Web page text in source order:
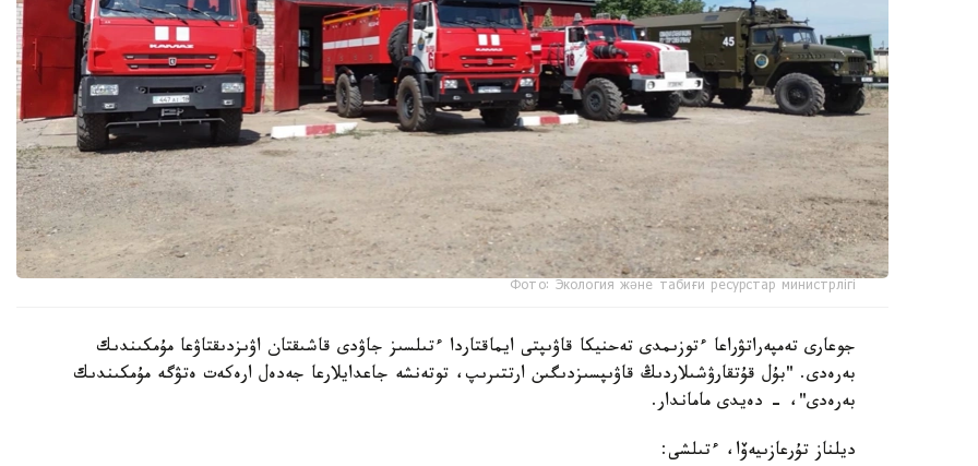
Фото: Экология және табиғи ресурстар министрлігі
جوعارى تەمپەراتۋراعا ءتوزىمدى تەحنيكا قاۋىپتى ايماقتاردا ءتىلسىز جاۋدى قاشىقتان اۋىزدىقتاۋعا مۇمكىندىك
بەرەدى. "بۇل قۇتقارۋشىلاردىڭ قاۋىپسىزدىگىن ارتتىرىپ، توتەنشە جاعدايلارعا جەدەل ارەكەت ەتۋگە مۇمكىندىك
بەرەدى"، - دەيدى ماماندار.
ديلناز تۇرعازىيەۆا، ءتىلشى: